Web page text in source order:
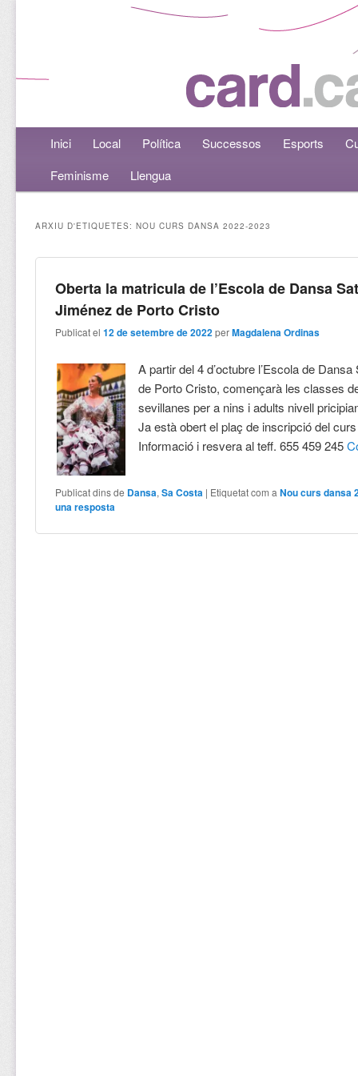
Menú principalAneu al contingut principal
Aneu al contingut secundari
Inici Local Política Successos Esports
Feminisme
Llengua
ARXIU D'ETIQUETES:NOU CURS DANSA 2022-2023
Oberta la matricula de l’Escola de Dansa
Jiménez de Porto Cristo
Publicat el12 de setembre de 2022 perMagdalena Ordinas
A partir del 4 d’octubre l’Escola de
de Porto Cristo, començarà les classes
sevillanes per a nins i adults nivell
Ja està obert el plaç de inscripció del
Informació i resvera al teff. 655 459 245
Publicat dins de Dansa,Sa Costa | Etiquetat com a Nou curs dansa
una resposta